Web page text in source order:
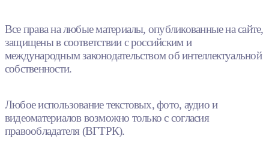
Все права на любые материалы, опубликованные на сайте,
защищены в соответствии с российским и
международным законодательством об интеллектуальной
собственности.
Любое использование текстовых, фото, аудио и
видеоматериалов возможно только с согласия
правообладателя (ВГТРК).